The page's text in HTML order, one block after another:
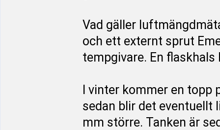
Vad gäller
och ett externt sprut
tempgivare. En
I vinter kommer en
sedan blir det eventuellt
mm större. Tanken är